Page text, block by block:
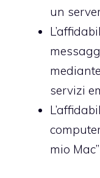
un
servizi
mio Mac”